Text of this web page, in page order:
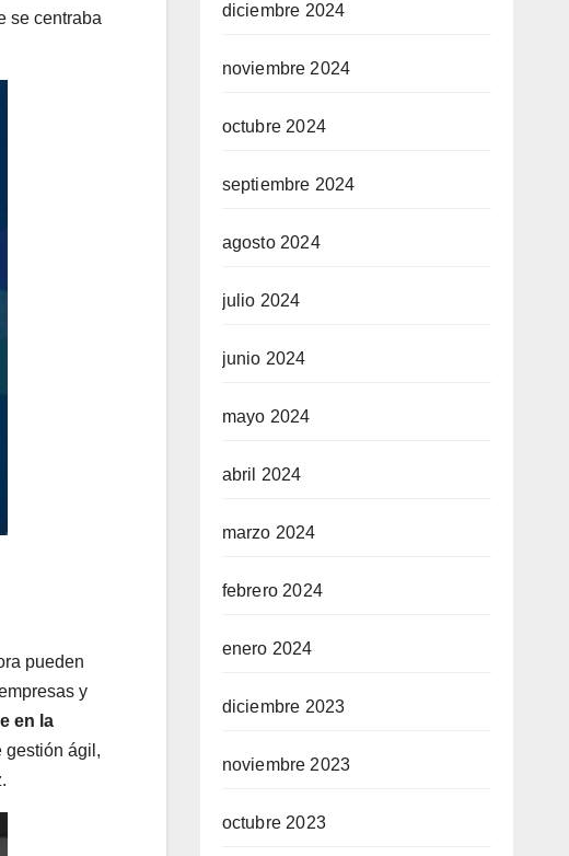
se centraba
pueden
y
en la
gestión ágil,
diciembre 2024
noviembre 2024
octubre 2024
septiembre 2024
agosto 2024
julio 2024
junio 2024
mayo 2024
abril 2024
marzo 2024
febrero 2024
enero 2024
diciembre 2023
noviembre 2023
octubre 2023